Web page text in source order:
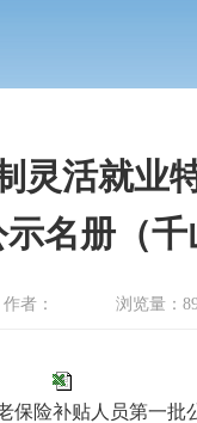
灵活就业
名册（千
作者： 浏览量：
保险补贴人员第一批